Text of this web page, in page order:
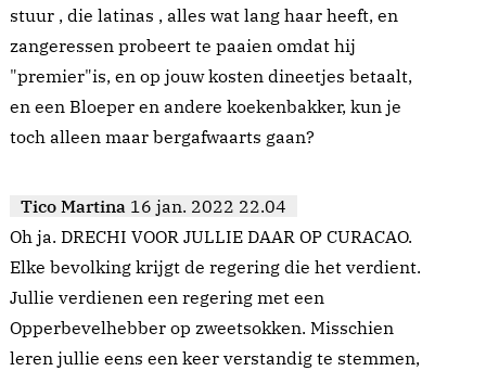
stuur , die latinas , alles wat lang haar heeft, en
zangeressen probeert te paaien omdat hij
"premier"is, en op jouw kosten dineetjes betaalt,
en een Bloeper en andere koekenbakker, kun je
toch alleen maar bergafwaarts gaan?
Tico Martina 16 jan. 2022 22.04
Oh ja. DRECHI VOOR JULLIE DAAR OP CURACAO.
Elke bevolking krijgt de regering die het verdient.
Jullie verdienen een regering met een
Opperbevelhebber op zweetsokken. Misschien
leren jullie eens een keer verstandig te stemmen,